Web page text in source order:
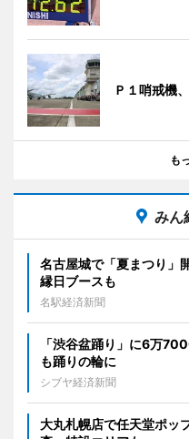
Ｐ１哨戒機
も
みん
名古屋城で「夏まつり」
縁日ブースも
名駅経済新聞
「渋谷盆踊り」に6万
も踊りの輪に
シブヤ経済新聞
大丸札幌店で任天堂ポ